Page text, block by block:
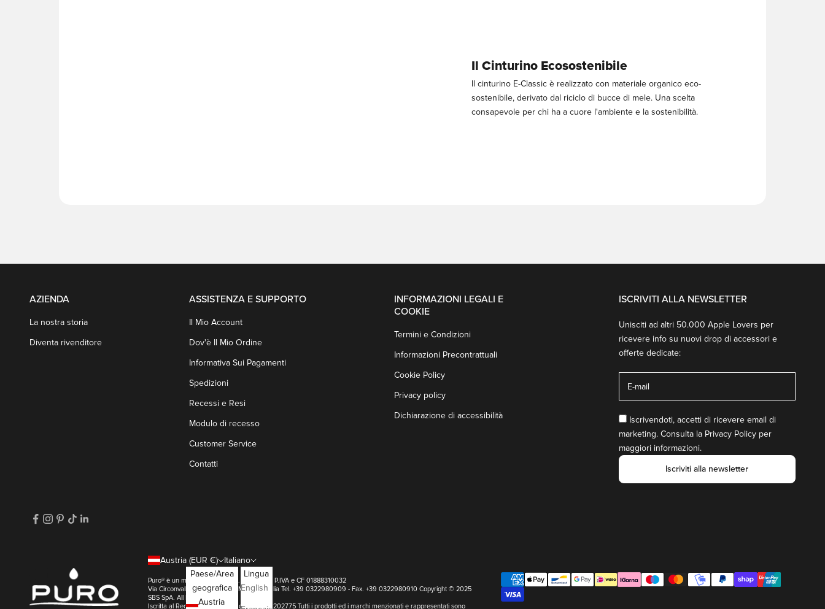
Il Cinturino Ecosostenibile
Il cinturino E-Classic è realizzato con materiale organico eco-
sostenibile, derivato dal riciclo di bucce di mele. Una scelta
consapevole per chi ha a cuore l'ambiente e la sostenibilità.
AZIENDA
La nostra storia
Diventa rivenditore
ASSISTENZA E SUPPORTO
Il Mio Account
Dov'è Il Mio Ordine
Informativa Sui Pagamenti
Spedizioni
Recessi e Resi
Modulo di recesso
Customer Service
Contatti
INFORMAZIONI LEGALI E
COOKIE
Termini e Condizioni
Informazioni Precontrattuali
Cookie Policy
Privacy policy
Dichiarazione di accessibilità
ISCRIVITI ALLA NEWSLETTER
Unisciti ad altri 50.000 Apple Lovers per
ricevere info su nuovi drop di accessori e
offerte dedicate:
Iscrivendoti, accetti di ricevere email di
marketing. Consulta la Privacy Policyper
maggiori informazioni.
Iscriviti alla newsletter
Austria (EUR €)
Paese/Area
geografica
Austria
Italiano
Lingua
English
Puro® è un marchio di SBS SpA. | SBS s.p.a P.IVA e CF 01888310032
Via Circonvallazione s/n 28010 Miasino - Italia Tel. +39 0322980909 - Fax. +39 0322980910 Copyright © 2025
SBS SpA. All Right Reserved
Iscritta al Registro Imprese di Novara REA: 202775 Tutti i prodotti ed i marchi menzionati e rappresentati sono